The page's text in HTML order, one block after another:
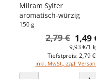
Milram Sylter
aromatisch-würzig
150 g
1,49
2,79 €
9,93 €/1
inkl. MwSt., zzgl.
Tiefstpreis: 2,79